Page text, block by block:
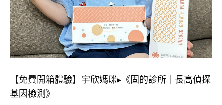
【免費開箱體驗】宇欣媽咪▸《固的診所｜長高偵探
基因檢測》